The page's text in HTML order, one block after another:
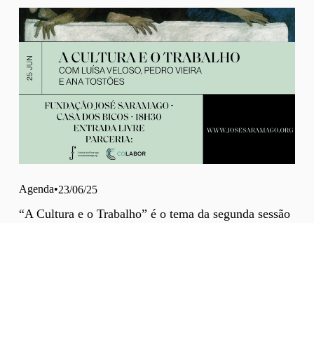
Agenda 23/06/25
“A Cultura e o Trabalho” é o tema da segunda sessão